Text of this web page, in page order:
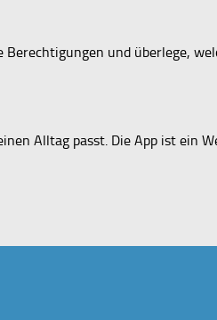
und überlege,
Alltag passt. Die App ist